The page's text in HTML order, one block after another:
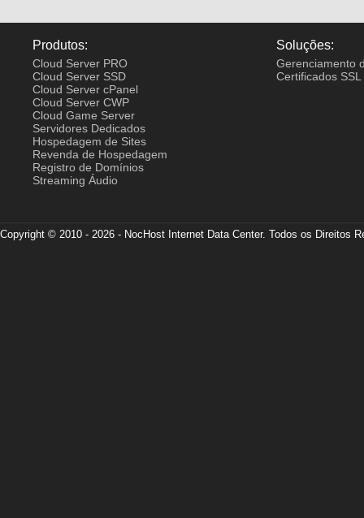
Produtos:
Cloud Server PRO
Cloud Server SSD
Cloud Server cPanel
Cloud Server CWP
Cloud Game Server
Servidores Dedicados
Hospedagem de Sites
Revenda de Hospedagem
Registro de Domínios
Streaming Áudio
Soluções:
Gerenciamento
Certificados SSL
Copyright © 2010 - 2026 - NocHost Internet Data Center. Todos os Direitos